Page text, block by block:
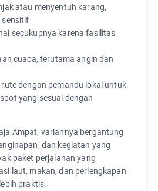
atau menyentuh karang,
sensitif
secukupnya karena fasilitas
cuaca, terutama angin dan
dengan pemandu lokal untuk
yang sesuai dengan
Ampat, variannya bergantung
dan kegiatan yang
paket perjalanan yang
laut, makan, dan perlengkapan
praktis.